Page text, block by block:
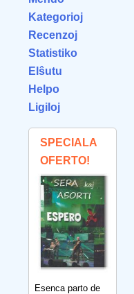
Kategorioj
Recenzoj
Statistiko
Elŝutu
Helpo
Ligiloj
SPECIALA
OFERTO!
Esenca parto de